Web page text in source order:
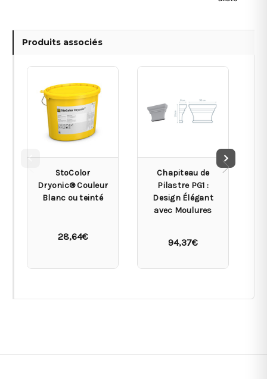
Produits associés
StoColor
Dryonic® Couleur
Blanc ou teinté
28,64€
Chapiteau de
Pilastre PG1 :
Design Élégant
avec Moulures
94,37€